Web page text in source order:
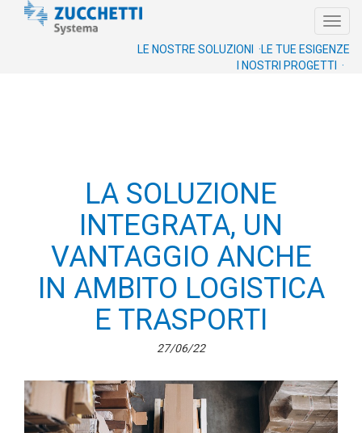
LE TUE ESIGENZE
LE NOSTRE SOLUZIONI ·
I NOSTRI PROGETTI ·
LA SOLUZIONE
INTEGRATA, UN
VANTAGGIO ANCHE
IN AMBITO LOGISTICA
E TRASPORTI
27/06/22